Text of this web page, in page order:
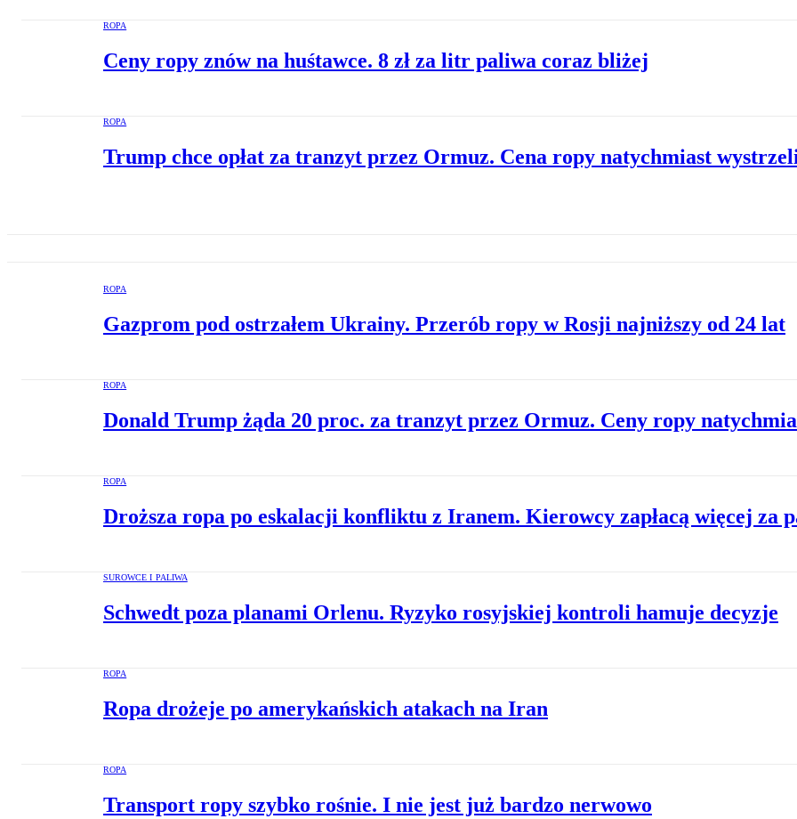
ROPA
Ceny ropy znów na huśtawce. 8 zł za litr paliwa coraz bliżej
ROPA
Trump chce opłat za tranzyt przez Ormuz. Cena ropy natychmiast
ROPA
Gazprom pod ostrzałem Ukrainy. Przerób ropy w Rosji najniższy od 24 lat
ROPA
Donald Trump żąda 20 proc. za tranzyt przez Ormuz. Ceny ropy
ROPA
Droższa ropa po eskalacji konfliktu z Iranem. Kierowcy zapłacą więcej za
SUROWCE I PALIWA
Schwedt poza planami Orlenu. Ryzyko rosyjskiej kontroli hamuje decyzje
ROPA
Ropa drożeje po amerykańskich atakach na Iran
ROPA
Transport ropy szybko rośnie. I nie jest już bardzo nerwowo